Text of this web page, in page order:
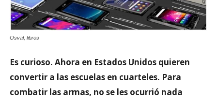
Osval, libros
Es curioso. Ahora en Estados Unidos quieren
convertir a las escuelas en cuarteles. Para
combatir las armas, no se les ocurrió nada